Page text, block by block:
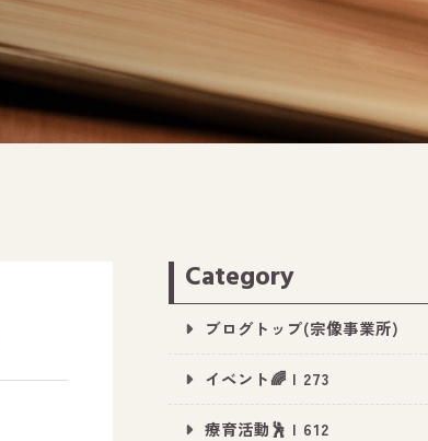
Category
ブログトップ(宗像事業所)
イベント🌈 | 273
療育活動🕺 | 612